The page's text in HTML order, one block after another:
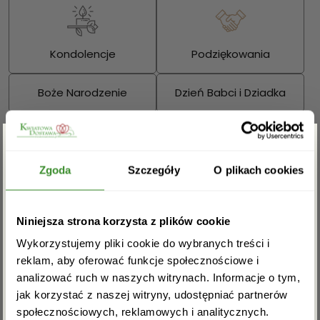
Zgoda Szczegóły O plikach cookies
Niniejsza strona korzysta z plików cookie
Wykorzystujemy pliki cookie do wybranych treści i
reklam, aby oferować funkcje społecznościowe i
analizować ruch w naszych witrynach. Informacje o tym,
jak korzystać z naszej witryny, udostępniać partnerów
społecznościowych, reklamowych i analitycznych.
Kondolencje Podziękowania
Boże Narodzenie Dzień Babci i Dziadka
Walentynki Dzień Kobiet
Wielkanoc Dzień Mamy
Sprawdź również:
Zgarnij rabat -5%
Zapisz się do newslettera i zgarnij
rabat na pierwsze zakupy!